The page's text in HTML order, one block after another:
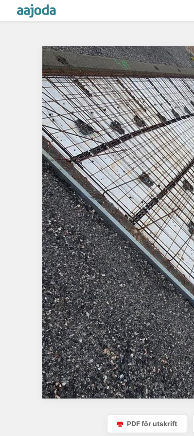
PDF för utskrift